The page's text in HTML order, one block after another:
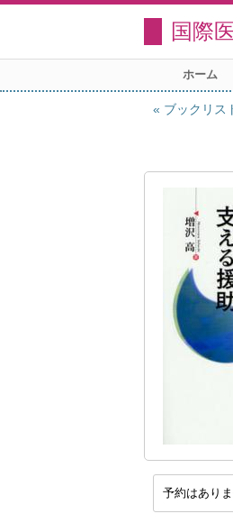
国際
ホーム
ブックリス
予約はあり